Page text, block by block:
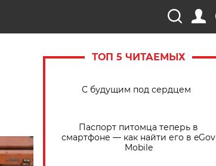
ТОП 5 ЧИТАЕМЫХ
С будущим под сердцем
Паспорт питомца теперь в
смартфоне — как найти его в eGov
Mobile